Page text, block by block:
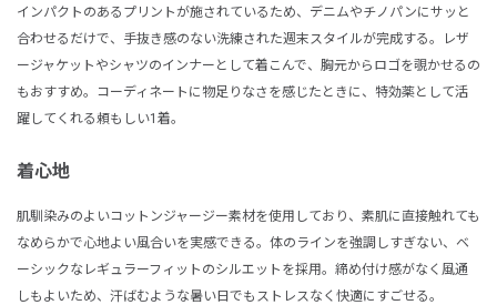
インパクトのあるプリントが施されているため、デニムやチノパンにサッと
合わせるだけで、手抜き感のない洗練された週末スタイルが完成する。レザ
ージャケットやシャツのインナーとして着こんで、胸元からロゴを覗かせるの
もおすすめ。コーディネートに物足りなさを感じたときに、特効薬として活
躍してくれる頼もしい1着。
着心地
肌馴染みのよいコットンジャージー素材を使用しており、素肌に直接触れても
なめらかで心地よい風合いを実感できる。体のラインを強調しすぎない、ベ
ーシックなレギュラーフィットのシルエットを採用。締め付け感がなく風通
しもよいため、汗ばむような暑い日でもストレスなく快適にすごせる。